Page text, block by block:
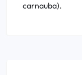
carnauba).